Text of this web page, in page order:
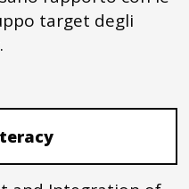
target degli